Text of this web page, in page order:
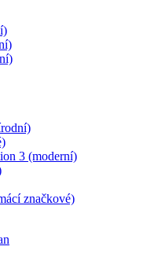
3 (moderní)
značkové)